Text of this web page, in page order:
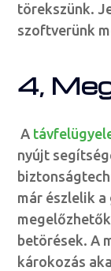
törekszünk.
szoftverünk
4,
A
nyújt
már észlelik
betörések. A
károkozás